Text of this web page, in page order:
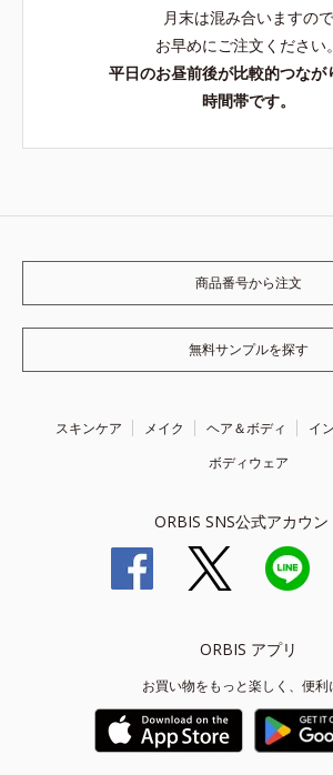
月末は混み合いますので
お早めにご注文ください。
平日のお昼前後が比較的つなが
時間帯です。
商品番号から注文
無料サンプルを探す
スキンケア メイク ヘア＆ボディ
イ
ボディウェア
ORBIS SNS公式アカウン
ORBIS アプリ
お買い物をもっと楽しく、便利